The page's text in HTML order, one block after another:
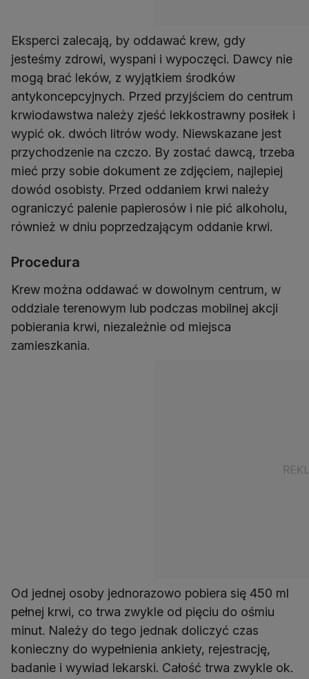
Eksperci zalecają, by oddawać krew, gdy
jesteśmy zdrowi, wyspani i wypoczęci. Dawcy nie
mogą brać leków, z wyjątkiem środków
antykoncepcyjnych. Przed przyjściem do centrum
krwiodawstwa należy zjeść lekkostrawny posiłek i
wypić ok. dwóch litrów wody. Niewskazane jest
przychodzenie na czczo. By zostać dawcą, trzeba
mieć przy sobie dokument ze zdjęciem, najlepiej
dowód osobisty. Przed oddaniem krwi należy
ograniczyć palenie papierosów i nie pić alkoholu,
również w dniu poprzedzającym oddanie krwi.
Procedura
Krew można oddawać w dowolnym centrum, w
oddziale terenowym lub podczas mobilnej akcji
pobierania krwi, niezależnie od miejsca
zamieszkania.
Od jednej osoby jednorazowo pobiera się 450 ml
pełnej krwi, co trwa zwykle od pięciu do ośmiu
minut. Należy do tego jednak doliczyć czas
konieczny do wypełnienia ankiety, rejestrację,
badanie i wywiad lekarski. Całość trwa zwykle ok.